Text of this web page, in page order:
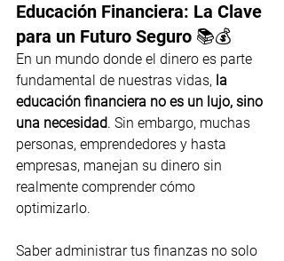
Educación Financiera: La Clave
para un Futuro Seguro 📚💰
En un mundo donde el dinero es parte
fundamental de nuestras vidas, la
educación financiera no es un lujo, sino
una necesidad. Sin embargo, muchas
personas, emprendedores y hasta
empresas, manejan su dinero sin
realmente comprender cómo
optimizarlo.
Saber administrar tus finanzas no solo